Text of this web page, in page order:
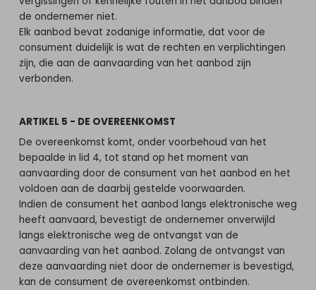
de ondernemer niet.
Elk aanbod bevat zodanige informatie, dat voor de
consument duidelijk is wat de rechten en verplichtingen
zijn, die aan de aanvaarding van het aanbod zijn
verbonden.
ARTIKEL 5 - DE OVEREENKOMST
De overeenkomst komt, onder voorbehoud van het
bepaalde in lid 4, tot stand op het moment van
aanvaarding door de consument van het aanbod en het
voldoen aan de daarbij gestelde voorwaarden.
Indien de consument het aanbod langs elektronische weg
heeft aanvaard, bevestigt de ondernemer onverwijld
langs elektronische weg de ontvangst van de
aanvaarding van het aanbod. Zolang de ontvangst van
deze aanvaarding niet door de ondernemer is bevestigd,
kan de consument de overeenkomst ontbinden.